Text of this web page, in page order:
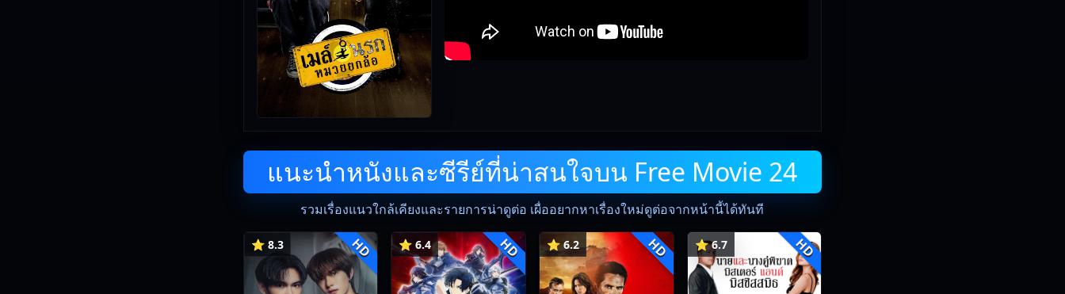
แนะนำหนังและซีรีย์ที่น่าสนใจบน Free Movie 24
รวมเรื่องแนวใกล้เคียงและรายการน่าดูต่อ เผื่ออยากหาเรื่องใหม่ดูต่อจากหน้านี้ได้ทันที
⭐ 8.3 HD ⭐ 6.4 HD ⭐ 6.2 HD ⭐ 6.7 HD